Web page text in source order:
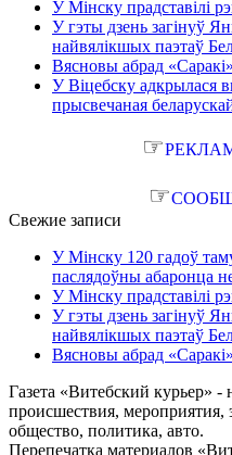
У Мінску прадставілі
У гэты дзень загінуў
найвялікшых паэтаў
Вясновы абрад
У Віцебску адкрылася
прысвечаная
☞
☞
Свежие записи
У Мінску 120 гадоў
паслядоўны абаронца
У Мінску прадставілі
У гэты дзень загінуў
найвялікшых паэтаў
Вясновы абрад
Газета «Витебский курьер» -
происшествия, мероприятия,
общество, политика, авто.
Перепечатка материалов